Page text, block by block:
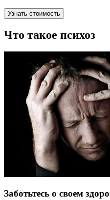
Узнать стоимость
Что такое психоз
Заботьтесь о своем